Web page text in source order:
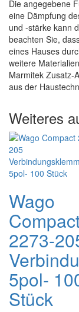
Die angegebene
eine Dämpfung
und -stärke kann
beachten Sie,
eines Hauses
weitere
Marmitek Zusatz-
aus der
Weiteres
Wago
2273-
5pol-
Stück